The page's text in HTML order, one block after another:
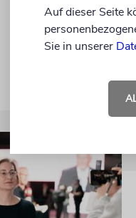
Weg des
Auf dieser Seite
Sie in unserer